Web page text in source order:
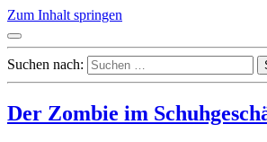
Zum Inhalt springen
Suchen nach:
Der Zombie im